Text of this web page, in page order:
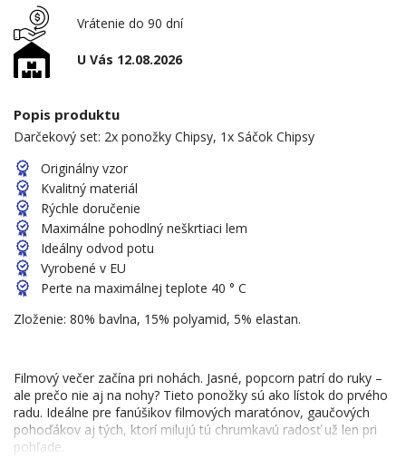
Vrátenie do 90 dní
U Vás 12.08.2026
Popis produktu
Darčekový set: 2x ponožky Chipsy, 1x Sáčok Chipsy
Originálny vzor
Kvalitný materiál
Rýchle doručenie
Maximálne pohodlný neškrtiaci lem
Ideálny odvod potu
Vyrobené v EU
Perte na maximálnej teplote 40 ° C
Zloženie: 80% bavlna, 15% polyamid, 5% elastan.
Filmový večer začína pri nohách. Jasné, popcorn patrí do ruky –
ale prečo nie aj na nohy? Tieto ponožky sú ako lístok do prvého
radu. Ideálne pre fanúšikov filmových maratónov, gaučových
pohoďákov aj tých, ktorí milujú tú chrumkavú radosť už len pri
pohľade.